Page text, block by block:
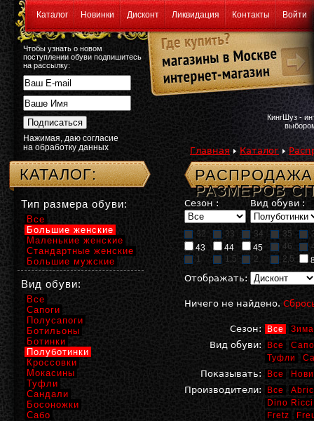
Каталог Новинки Дисконт Ликвидация Контакты Войти
Чтобы узнать о новом
поступлении обуви подпишитесь
на рассылку:
Нажимая, даю согласие
на обработку данных
КингШуз -
Главная Каталог
РАЗМЕРОВ
Сезон : Вид обуви :
32 33 34 35
43
44 45 46
1
1,5 2 2,5
Отображать:
Ничего не найдено.
Сезон: Все Зима
Вид обуви: Все
Туфли
Показывать: Все
Производители: Все
Dino Ricci
Fretz
КАТАЛОГ:
Тип размера обуви:
Все
Большие женские
Маленькие женские
Стандартные женские
Большие мужские
Вид обуви:
Все
Сапоги
Полусапоги
Ботильоны
Ботинки
Полуботинки
Кроссовки
Мокасины
Туфли
Сандали
Босоножки
Сабо